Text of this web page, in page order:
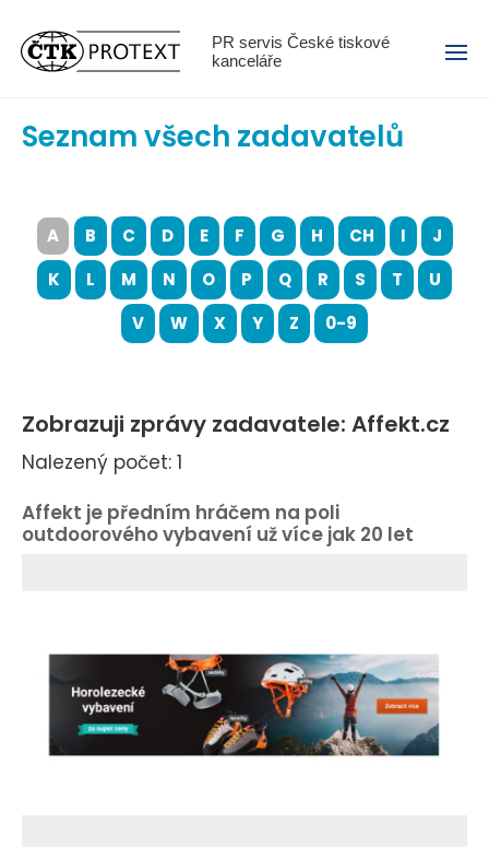
PR servis České tiskové
kanceláře
Menu
Seznam všech zadavatelů
A B C D E F G H CH I
J
K
L M N O P Q R S T
U
V
W X Y Z 0-9
Zobrazuji zprávy zadavatele: Affekt.cz
Nalezený počet: 1
Affekt je předním hráčem na poli
outdoorového vybavení už více jak 20 let